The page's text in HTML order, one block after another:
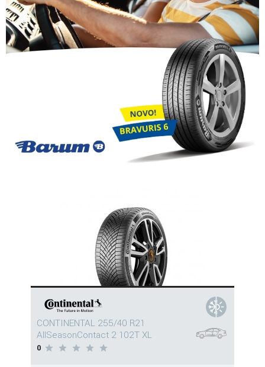
CONTINENTAL 255/40 R21
AllSeasonContact 2 102T XL
0